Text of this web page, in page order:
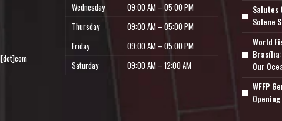
Wednesday
09:00 AM – 05:00 PM
Thursday
09:00 AM – 05:00 PM
Friday
09:00 AM – 05:00 PM
Saturday
09:00 AM – 12:00 AM
Salutes
Solene
World
Our
WFFP